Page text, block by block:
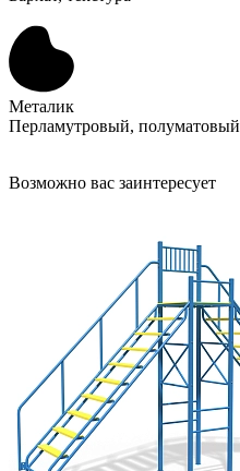
Металик
Перламутровый, полуматовый
Возможно вас заинтересует